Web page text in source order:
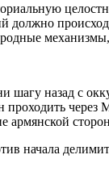
шагу назад с
армянской
начала